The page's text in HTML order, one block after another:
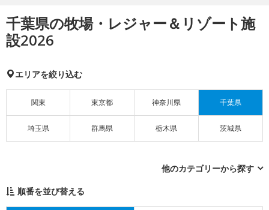
千葉県の牧場・レジャー＆リゾート施
設2026
エリアを絞り込む
関東 東京都 神奈川県 千葉県
埼玉県 群馬県 栃木県 茨城県
他のカテゴリーから探す
順番を並び替える